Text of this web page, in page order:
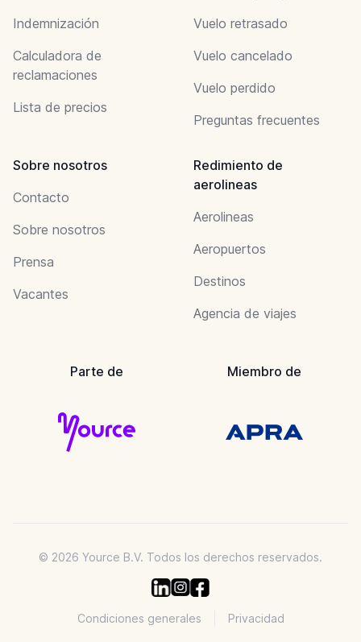
Indemnización
Calculadora de
reclamaciones
Lista de precios
Vuelo retrasado
Vuelo cancelado
Vuelo perdido
Preguntas frecuentes
Sobre nosotros
Contacto
Sobre nosotros
Prensa
Vacantes
Redimiento de
aerolineas
Aerolineas
Aeropuertos
Destinos
Agencia de viajes
Parte de Miembro de
© 2026 Yource B.V. Todos los derechos reservados.
Condiciones generales Privacidad